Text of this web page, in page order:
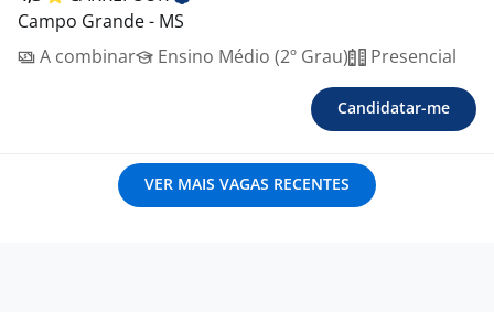
Campo Grande - MS
A combinar
Ensino Médio (2º Grau) Presencial
Candidatar-me
VER MAIS VAGAS RECENTES